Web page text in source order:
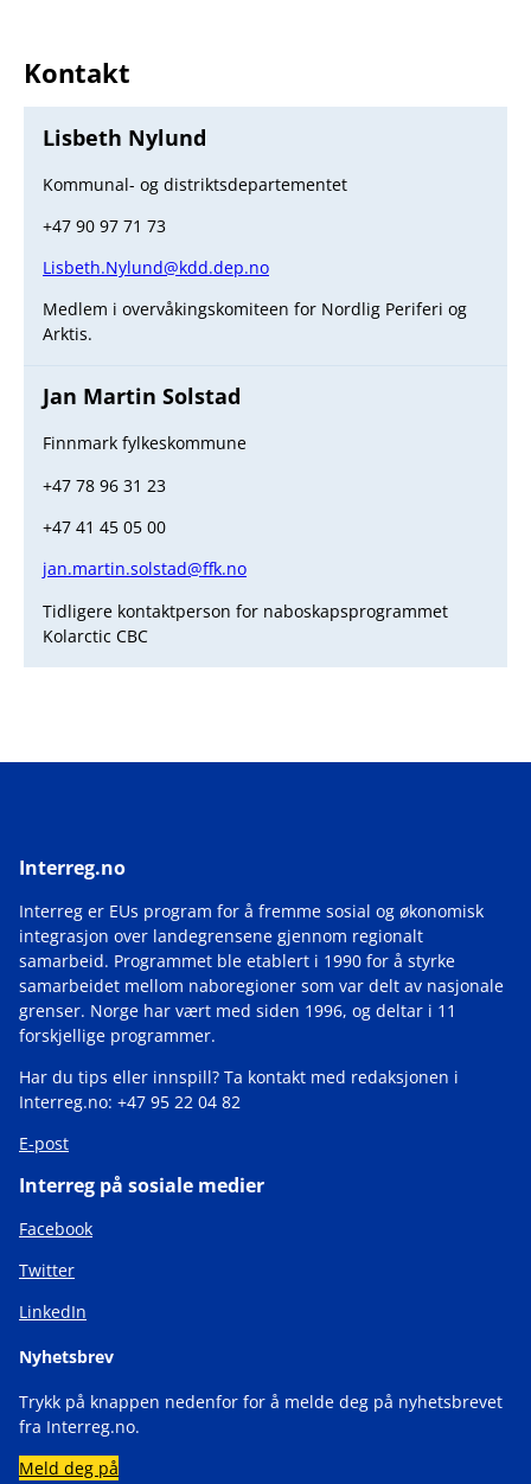
Kontakt
Lisbeth Nylund
Kommunal- og distriktsdepartementet
+47 90 97 71 73
Lisbeth.Nylund@kdd.dep.no
Medlem i overvåkingskomiteen for Nordlig Periferi og
Arktis.
Jan Martin Solstad
Finnmark fylkeskommune
+47 78 96 31 23
+47 41 45 05 00
jan.martin.solstad@ffk.no
Tidligere kontaktperson for naboskapsprogrammet
Kolarctic CBC
Interreg.no
Interreg er EUs program for å fremme sosial og økonomisk
integrasjon over landegrensene gjennom regionalt
samarbeid. Programmet ble etablert i 1990 for å styrke
samarbeidet mellom naboregioner som var delt av nasjonale
grenser. Norge har vært med siden 1996, og deltar i 11
forskjellige programmer.
Har du tips eller innspill? Ta kontakt med redaksjonen i
Interreg.no: +47 95 22 04 82
E-post
Interreg på sosiale medier
Facebook
Twitter
LinkedIn
Nyhetsbrev
Trykk på knappen nedenfor for å melde deg på nyhetsbrevet
fra Interreg.no.
Meld deg på